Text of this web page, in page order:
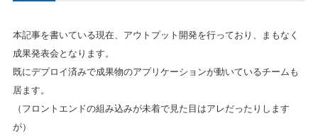
本記事を書いている現在、アウトプット開発を行っており、まもなく
成果発表会となります。
既にデプロイ済みで成果物のアプリケーションが動いているチームも
居ます。
（フロントエンドの組み込みが未着で見た目はアレだったりします
が）